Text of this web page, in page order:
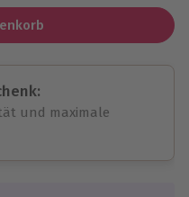
und maximale